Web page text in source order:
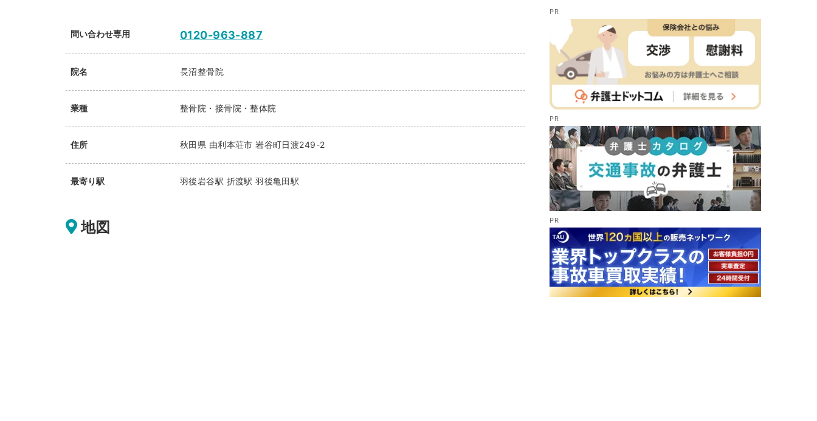
問い合わせ専用 0120-963-887
院名 長沼整骨院
業種 整骨院・接骨院・整体院
住所 秋田県 由利本荘市 岩谷町日渡249-2
最寄り駅 羽後岩谷駅 折渡駅 羽後亀田駅
地図